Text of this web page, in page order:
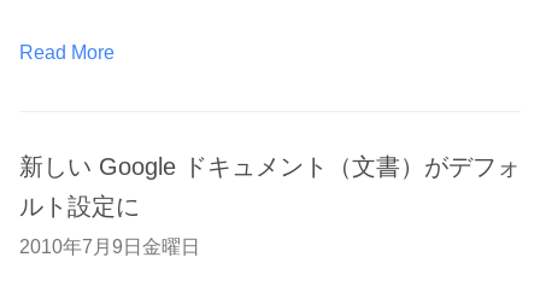
Read More
新しい Google ドキュメント（文書）がデフォ
ルト設定に
2010年7月9日金曜日